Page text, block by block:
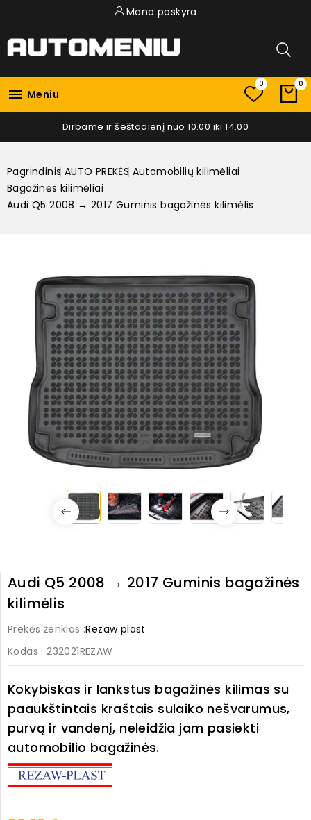
Mano paskyra
 Meniu
0 0
Dirbame ir šeštadienį nuo 10.00 iki 14.00
Pagrindinis AUTO PREKĖS Automobilių kilimėliai
Bagažinės kilimėliai
Audi Q5 2008 → 2017 Guminis bagažinės kilimėlis
Audi Q5 2008 → 2017 Guminis bagažinės
kilimėlis
Prekės ženklas :Rezaw plast
Kodas : 232021REZAW
Kokybiskas ir lankstus bagažinės kilimas su
paaukštintais kraštais sulaiko nešvarumus,
purvą ir vandenį, neleidžia jam pasiekti
automobilio bagažinės.